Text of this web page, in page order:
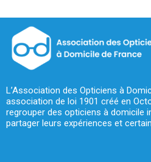
L’Association des Opticiens à
association de loi 1901 créé en
regrouper des opticiens à domicile
partager leurs expériences et